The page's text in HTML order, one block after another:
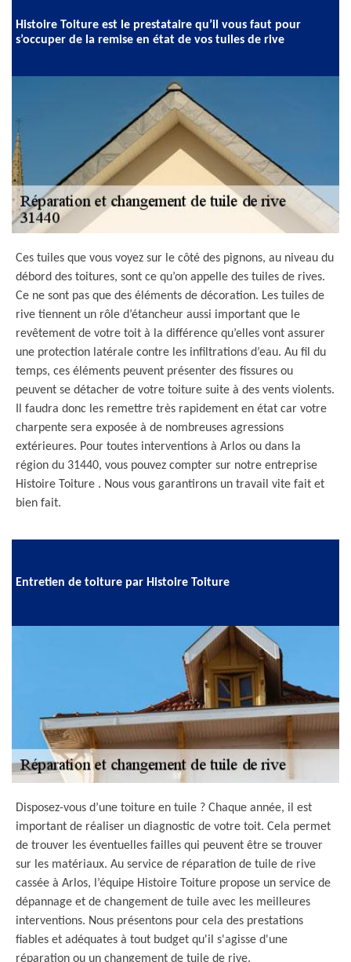
Histoire Toiture est le prestataire qu’il vous faut pour
s’occuper de la remise en état de vos tuiles de rive
Ces tuiles que vous voyez sur le côté des pignons, au niveau du
débord des toitures, sont ce qu’on appelle des tuiles de rives.
Ce ne sont pas que des éléments de décoration. Les tuiles de
rive tiennent un rôle d’étancheur aussi important que le
revêtement de votre toit à la différence qu’elles vont assurer
une protection latérale contre les infiltrations d’eau. Au fil du
temps, ces éléments peuvent présenter des fissures ou
peuvent se détacher de votre toiture suite à des vents violents.
Il faudra donc les remettre très rapidement en état car votre
charpente sera exposée à de nombreuses agressions
extérieures. Pour toutes interventions à Arlos ou dans la
région du 31440, vous pouvez compter sur notre entreprise
Histoire Toiture . Nous vous garantirons un travail vite fait et
bien fait.
Entretien de toiture par Histoire Toiture
Disposez-vous d’une toiture en tuile ? Chaque année, il est
important de réaliser un diagnostic de votre toit. Cela permet
de trouver les éventuelles failles qui peuvent être se trouver
sur les matériaux. Au service de réparation de tuile de rive
cassée à Arlos, l’équipe Histoire Toiture propose un service de
dépannage et de changement de tuile avec les meilleures
interventions. Nous présentons pour cela des prestations
fiables et adéquates à tout budget qu'il s'agisse d'une
réparation ou un changement de tuile de rive.